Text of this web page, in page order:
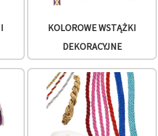
KOLOROWE WSTĄŻKI
DEKORACYJNE